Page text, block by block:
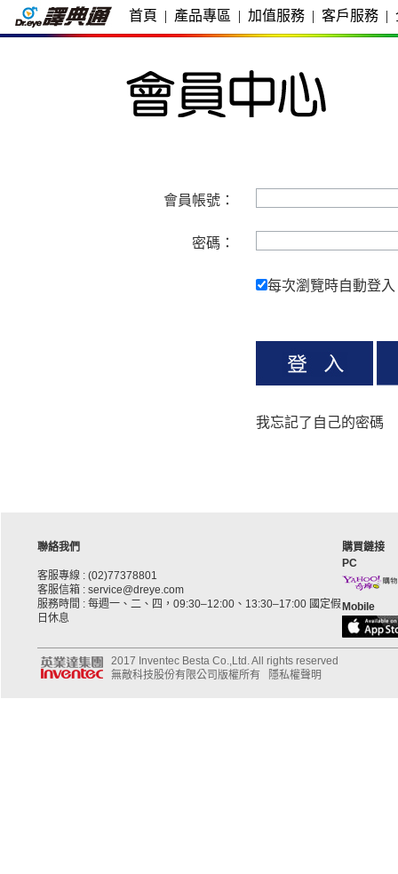
首頁 | 產品專區 | 加值服務 | 客戶服務 |
會員帳號：
密碼：
每次瀏覽時自動登入
我忘記了自己的密碼
聯絡我們
客服專線 : (02)77378801
客服信箱 : service@dreye.com
服務時間 : 每週一、二、四，09:30–12:00、13:30–17:00 國定假
日休息
購買鏈接
PC
Mobile
2017 Inventec Besta Co.,Ltd. All rights reserved
無敵科技股份有限公司版權所有
隱私權聲明